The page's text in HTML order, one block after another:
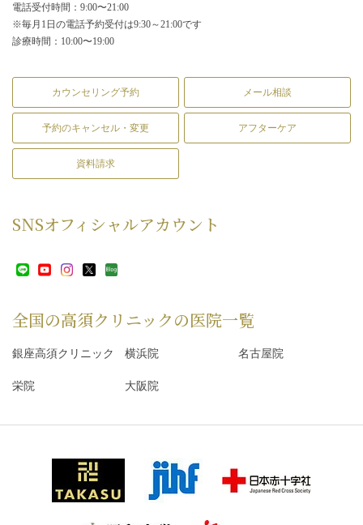
電話受付時間：9:00〜21:00
※毎月1日の電話予約受付は9:30～21:00です
診療時間：10:00〜19:00
カウンセリング予約 メール相談
予約のキャンセル・変更 アフターケア
資料請求
SNSオフィシャルアカウント
全国の高須クリニックの医院一覧
銀座高須クリニック 横浜院 名古屋院
栄院 大阪院